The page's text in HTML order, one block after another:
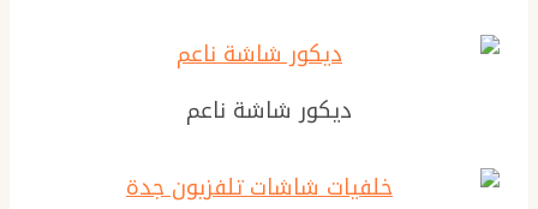
ديكور شاشة ناعم